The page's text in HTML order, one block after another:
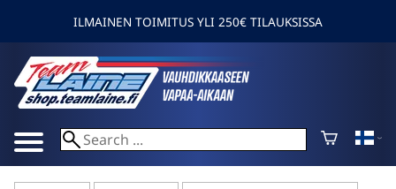
ILMAINEN TOIMITUS YLI 250€ TILAUKSISSA